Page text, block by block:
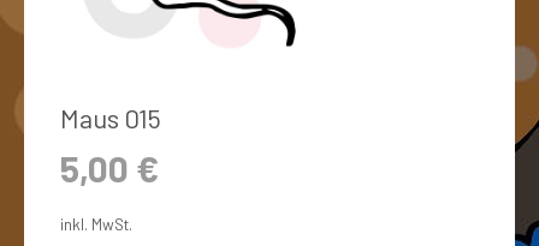
Maus 015
5,00 €
inkl. MwSt.